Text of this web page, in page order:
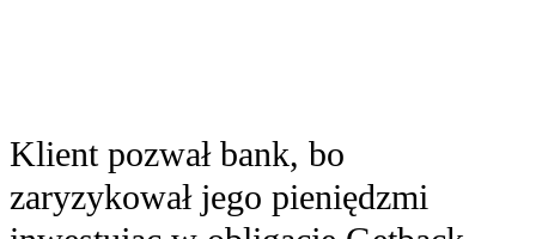
Klient pozwał bank, bo
zaryzykował jego pieniędzmi